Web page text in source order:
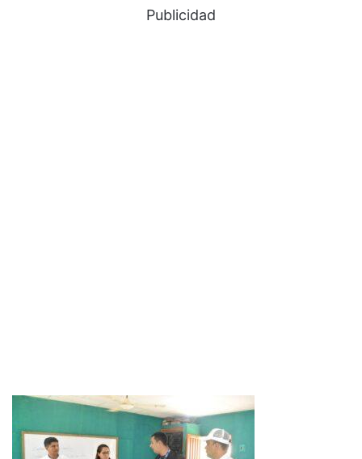
Publicidad